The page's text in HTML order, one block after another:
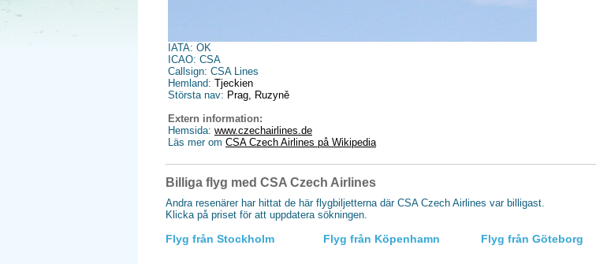
IATA: OK
ICAO: CSA
Callsign: CSA Lines
Hemland: Tjeckien
Största nav: Prag, Ruzyně
Extern information:
Hemsida: www.czechairlines.de
Läs mer om CSA Czech Airlines på Wikipedia
Billiga flyg med CSA Czech Airlines
Andra resenärer har hittat de här flygbiljetterna där CSA Czech Airlines var billigast.
Klicka på priset för att uppdatera sökningen.
Flyg från Stockholm Flyg från Köpenhamn Flyg från Göteborg